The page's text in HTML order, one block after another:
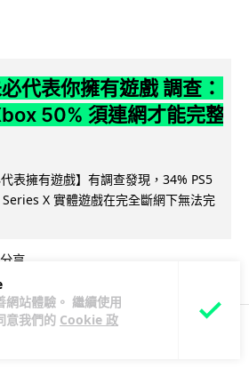
站體驗。 繼續使用
意我們的 Cookie 政
代表你擁有遊戲 調查：
50% 須連網才能完整
表擁有遊戲】有調查發現，34% PS5
X 實體遊戲在完全斷網下無法完
分享